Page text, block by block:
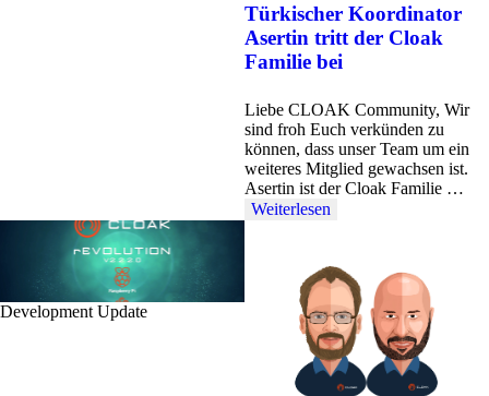
Türkischer Koordinator
Asertin tritt der Cloak
Familie bei
Liebe CLOAK Community, Wir
sind froh Euch verkünden zu
können, dass unser Team um ein
weiteres Mitglied gewachsen ist.
Asertin ist der Cloak Familie …
Weiterlesen
Development Update